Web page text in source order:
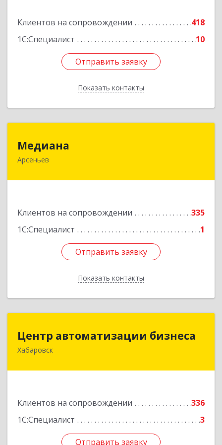
Клиентов на сопровождении
418
1С:Специалист
10
Отправить заявку
Показать контакты
Отправить заявку
Назад
Медиана
Арсеньев
Клиентов на сопровождении
335
1С:Специалист
1
Отправить заявку
Показать контакты
Отправить заявку
Назад
Центр автоматизации бизнеса
Хабаровск
Клиентов на сопровождении
336
1С:Специалист
3
Отправить заявку
Центр автоматизации бизнеса
680030, Хабаровский край, Хабаровск г, Ленина
Отправить заявку